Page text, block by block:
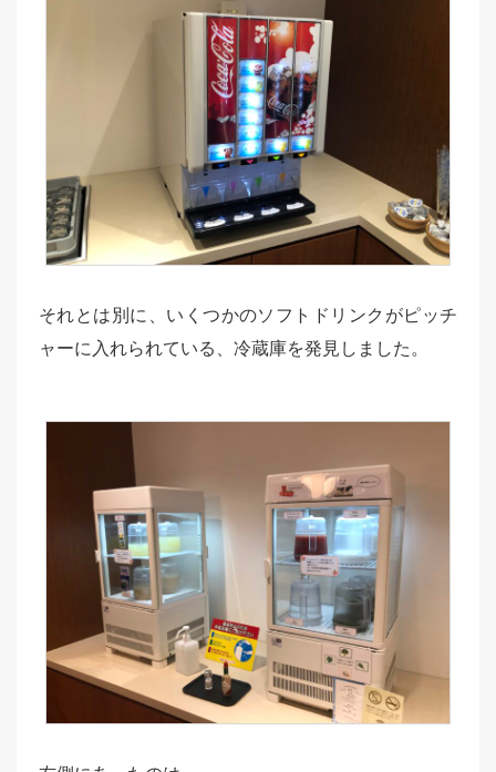
それとは別に、いくつかのソフトドリンクがピッチ
ャーに入れられている、冷蔵庫を発見しました。